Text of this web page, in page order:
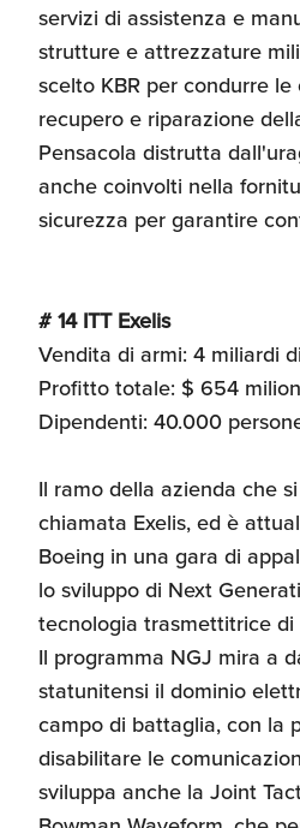
servizi di assistenza e
strutture e attrezzature
scelto KBR per condurre
recupero e riparazione
Pensacola distrutta
anche coinvolti nella
sicurezza per garantire
# 14 ITT Exelis
Vendita di armi: 4 miliardi
Profitto totale: $ 654
Dipendenti: 40.000
Il ramo della azienda che
chiamata Exelis, ed è
Boeing in una gara di
lo sviluppo di Next
tecnologia trasmettitrice
Il programma NGJ mira a
statunitensi il dominio
campo di battaglia, con la
disabilitare le
sviluppa anche la Joint